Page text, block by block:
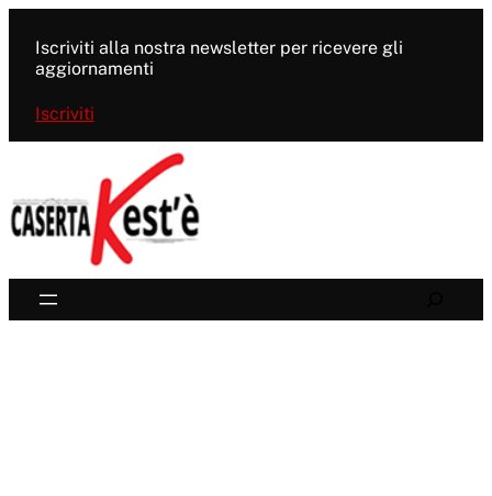
contenuto
Iscriviti alla nostra newsletter per ricevere gli
aggiornamenti
Iscriviti